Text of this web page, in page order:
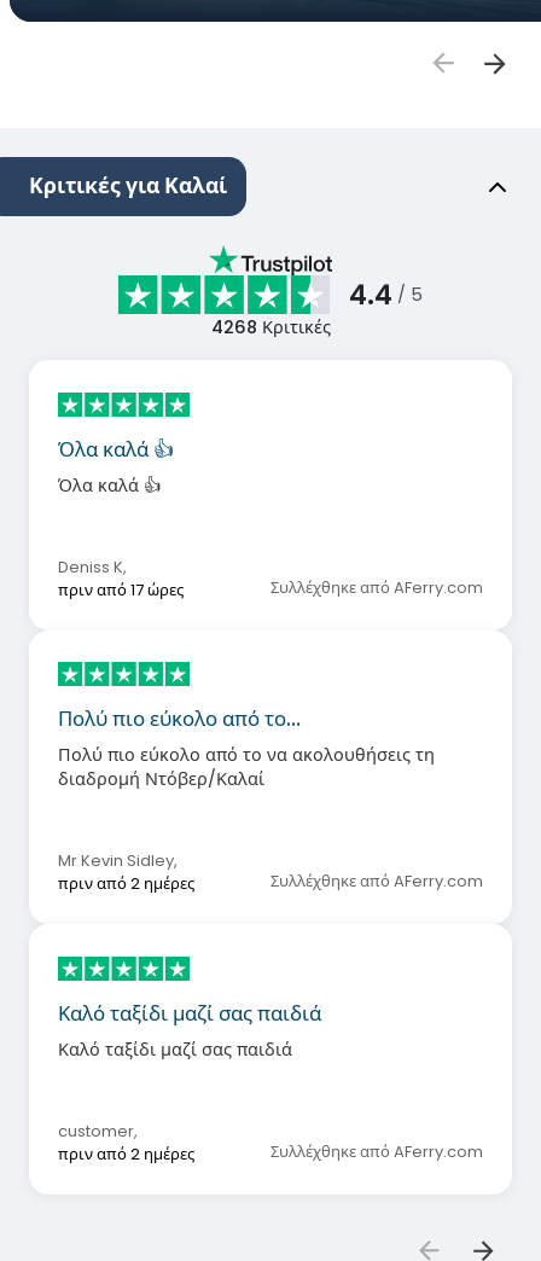
Κριτικές για Καλαί
4.4 / 5
4268 Κριτικές
Όλα καλά 👍
Όλα καλά 👍
Deniss K,
πριν από 17 ώρες
Συλλέχθηκε από AFerry.com
Πολύ πιο εύκολο από το…
Πολύ πιο εύκολο από το να ακολουθήσεις τη
διαδρομή Ντόβερ/Καλαί
Mr Kevin Sidley,
πριν από 2 ημέρες
Συλλέχθηκε από AFerry.com
Καλό ταξίδι μαζί σας παιδιά
Καλό ταξίδι μαζί σας παιδιά
customer,
πριν από 2 ημέρες
Συλλέχθηκε από AFerry.com